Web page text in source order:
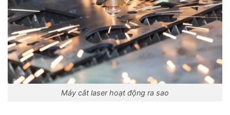
Máy cắt laser hoạt động ra sao